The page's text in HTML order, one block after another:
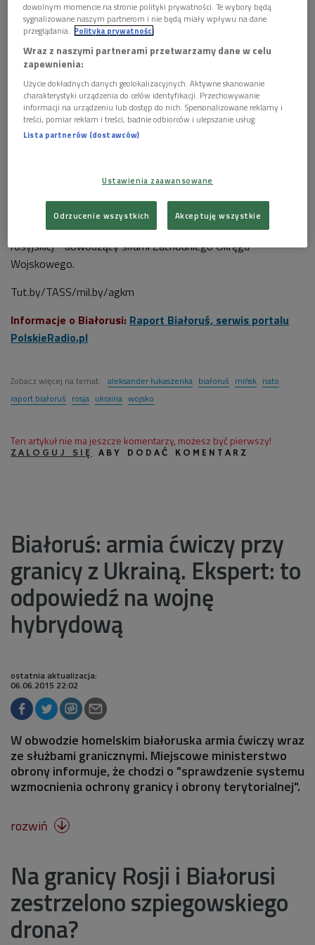
etapach, a ćwiczone będzie dowodzenie podczas działań
wojskowych zakładających dużą ilość manewrów.
Urzędnik oznajmił również, że w pierwszym etapie sztaby
będą przygotowywać się do izolowania rejonów, gdzie
działają uzbrojone grupy, a także do ochrony przez lotnictwo i
wojska obrony przeciwlotniczej ważnych wojskowych
obiektów. W drugim etapie ćwiczone będzie (wspólne)
dowodzenie wojskami.
internetowej, że ćwiczeniami kierować będą szef sztabu
generalnego Białorusi, wiceminister obrony, a ze strony
rosyjskiej - dowodzący siłami Zachodniego Okręgu
Wojskowego.
Tut.by/TASS/mil.by/agkm
Informacje o Białorusi: Raport Białoruś, serwis portalu
PolskieRadio.pl
Zobacz więcej na temat: aleksander łukaszenka białoruś mińsk nato
raport białoruś rosja ukraina wojsko
Ten artykuł nie ma jeszcze komentarzy, możesz być pierwszy!
ZALOGUJ SIĘ ABY DODAĆ KOMENTARZ
Białoruś: armia ćwiczy przy
granicy z Ukrainą. Ekspert: to
odpowiedź na wojnę
hybrydową
ostatnia aktualizacja:
06.06.2015 22:02
W obwodzie homelskim białoruska armia ćwiczy wraz
ze służbami granicznymi. Miejscowe ministerstwo
obrony informuje, że chodzi o "sprawdzenie systemu
wzmocnienia ochrony granicy i obrony terytorialnej".
rozwiń 
Na granicy Rosji i Białorusi
zestrzelono szpiegowskiego
drona?
dowolnym momencie na stronie polityki prywatności. Te wybory będą
sygnalizowane naszym partnerom i nie będą miały wpływu na dane
przeglądania. Polityka prywatności
Wraz z naszymi partnerami przetwarzamy dane w celu
zapewnienia:
Użycie dokładnych danych geolokalizacyjnych. Aktywne skanowanie
charakterystyki urządzenia do celów identyfikacji. Przechowywanie
informacji na urządzeniu lub dostęp do nich. Spersonalizowane reklamy i
treści, pomiar reklam i treści, badnie odbiorców i ulepszanie usług.
Lista partnerów (dostawców)
Ustawienia zaawansowane
Odrzucenie wszystkich Akceptuję wszystkie